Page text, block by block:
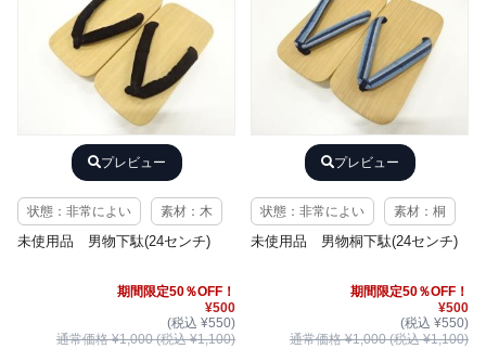
プレビュー
状態：非常によい 素材：木
未使用品 男物下駄(24センチ)
期間限定50％OFF！
¥500
(税込 ¥550)
通常価格 ¥1,000 (税込 ¥1,100)
プレビュー
状態：非常によい 素材：桐
未使用品 男物桐下駄(24センチ)
期間限定50％OFF！
¥500
(税込 ¥550)
通常価格 ¥1,000 (税込 ¥1,100)